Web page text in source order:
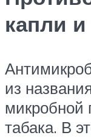
капли
из
микробной
табака. В